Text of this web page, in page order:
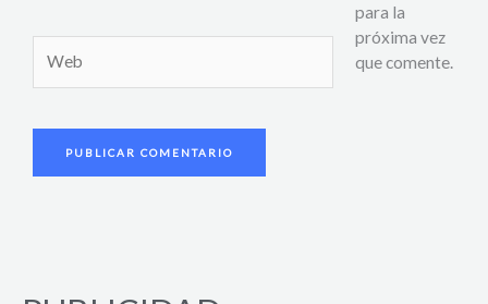
para la
próxima vez
que comente.